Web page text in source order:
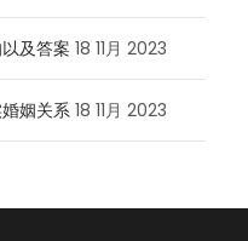
及答案 18 11月 2023
姻关系 18 11月 2023